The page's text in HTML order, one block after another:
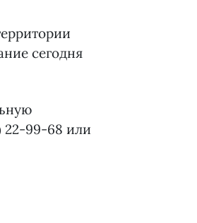
сегодня
22-99-68 или